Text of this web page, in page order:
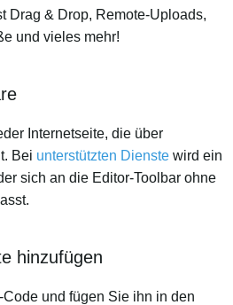
Drag & Drop, Remote-Uploads,
und vieles mehr!
Internetseite, die über
Bei unterstützten Dienste wird ein
sich an die Editor-Toolbar ohne
hinzufügen
und fügen Sie ihn in den